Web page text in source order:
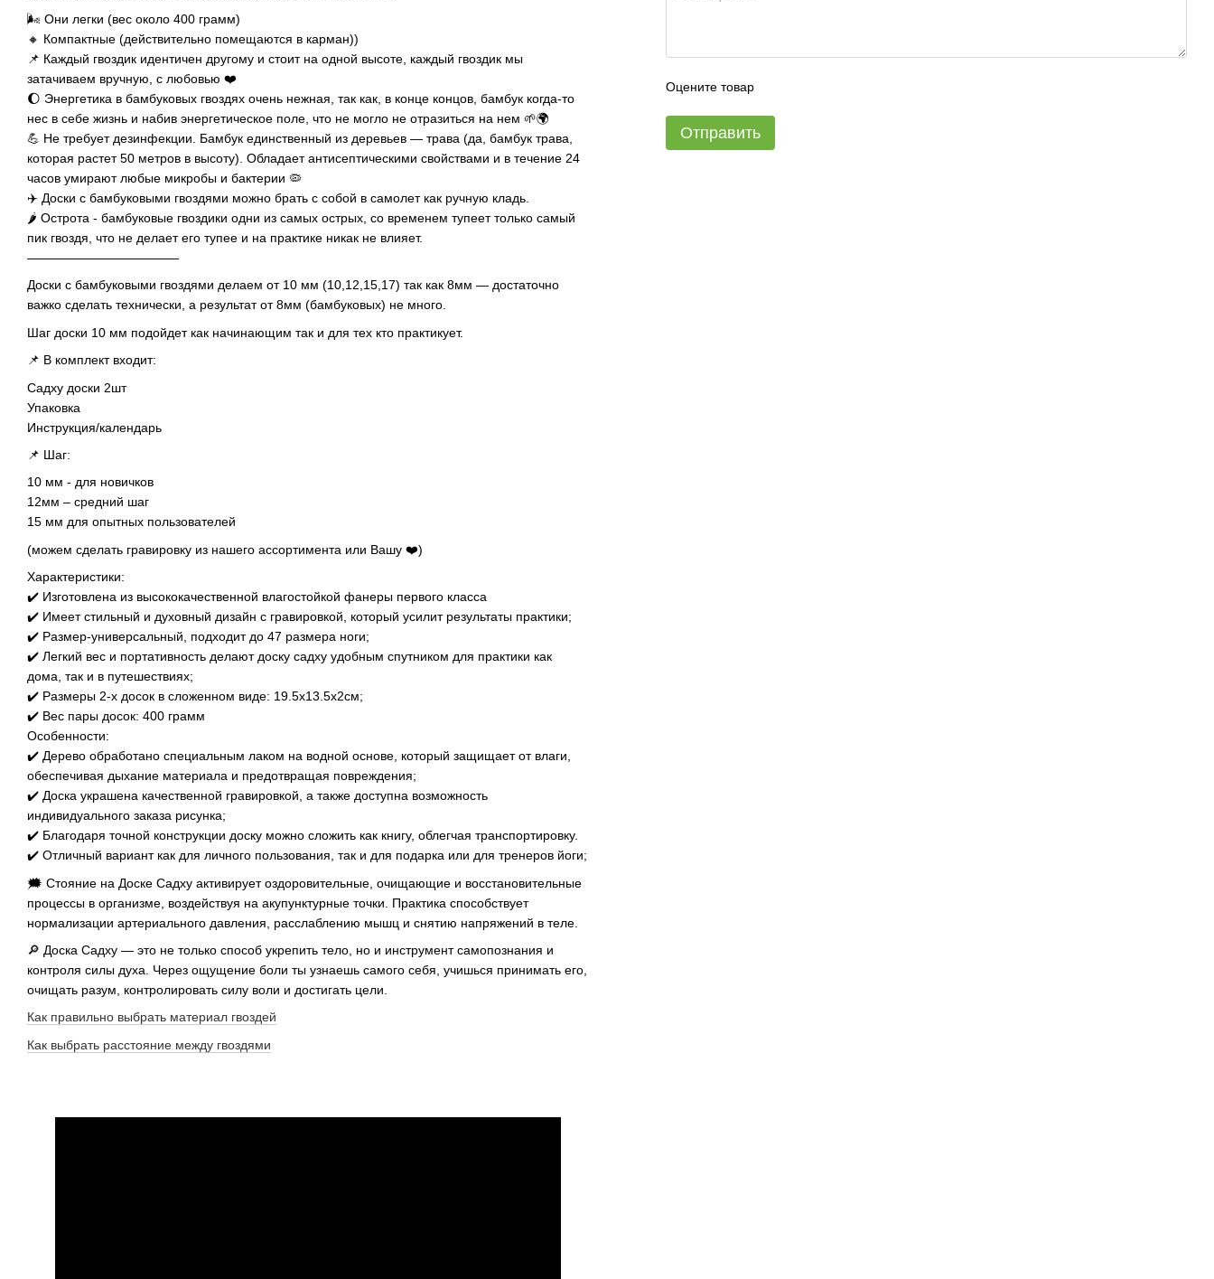
🌬 Они легки (вес около 400 грамм)
🔸 Компактные (действительно помещаются в карман))
📌 Каждый гвоздик идентичен другому и стоит на одной высоте, каждый гвоздик мы
затачиваем вручную, с любовью ❤️
🌔 Энергетика в бамбуковых гвоздях очень нежная, так как, в конце концов, бамбук когда-то
нес в себе жизнь и набив энергетическое поле, что не могло не отразиться на нем 🌱🌍
💪 Не требует дезинфекции. Бамбук единственный из деревьев — трава (да, бамбук трава,
которая растет 50 метров в высоту). Обладает антисептическими свойствами и в течение 24
часов умирают любые микробы и бактерии 🦠
✈️ Доски с бамбуковыми гвоздями можно брать с собой в самолет как ручную кладь.
🌶 Острота - бамбуковые гвоздики одни из самых острых, со временем тупеет только самый
пик гвоздя, что не делает его тупее и на практике никак не влияет.
————————————
Доски с бамбуковыми гвоздями делаем от 10 мм (10,12,15,17) так как 8мм — достаточно
важко сделать технически, а результат от 8мм (бамбуковых) не много.
Шаг доски 10 мм подойдет как начинающим так и для тех кто практикует.
📌 В комплект входит:
Садху доски 2шт
Упаковка
Инструкция/календарь
📌 Шаг:
10 мм - для новичков
12мм – средний шаг
15 мм для опытных пользователей
(можем сделать гравировку из нашего ассортимента или Вашу ❤️)
Характеристики:
✔️ Изготовлена из высококачественной влагостойкой фанеры первого класса
✔️ Имеет стильный и духовный дизайн с гравировкой, который усилит результаты практики;
✔️ Размер-универсальный, подходит до 47 размера ноги;
✔️ Легкий вес и портативность делают доску садху удобным спутником для практики как
дома, так и в путешествиях;
✔️ Размеры 2-х досок в сложенном виде: 19.5х13.5х2см;
✔️ Вес пары досок: 400 грамм
Особенности:
✔️ Дерево обработано специальным лаком на водной основе, который защищает от влаги,
обеспечивая дыхание материала и предотвращая повреждения;
✔️ Доска украшена качественной гравировкой, а также доступна возможность
индивидуального заказа рисунка;
✔️ Благодаря точной конструкции доску можно сложить как книгу, облегчая транспортировку.
✔️ Отличный вариант как для личного пользования, так и для подарка или для тренеров йоги;
🗯 Стояние на Доске Садху активирует оздоровительные, очищающие и восстановительные
процессы в организме, воздействуя на акупунктурные точки. Практика способствует
нормализации артериального давления, расслаблению мышц и снятию напряжений в теле.
🔎 Доска Садху — это не только способ укрепить тело, но и инструмент самопознания и
контроля силы духа. Через ощущение боли ты узнаешь самого себя, учишься принимать его,
очищать разум, контролировать силу воли и достигать цели.
Как правильно выбрать материал гвоздей
Как выбрать расстояние между гвоздями
Оцените товар
Отправить